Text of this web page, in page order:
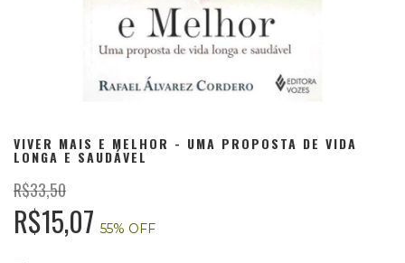
VIVER MAIS E MELHOR - UMA PROPOSTA DE VIDA
LONGA E SAUDÁVEL
R$33,50
R$15,07 55% OFF